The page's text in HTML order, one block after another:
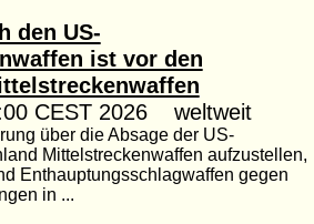
den US-
ist vor den
CEST 2026 weltweit
über die Absage der US-
Mittelstreckenwaffen aufzustellen,
Enthauptungsschlagwaffen gegen
in ...